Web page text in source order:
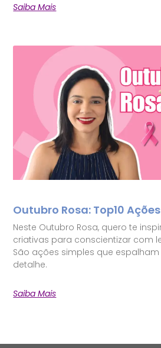
Saiba Mais
Outubro Rosa: Top10
Neste Outubro Rosa, quero te
criativas para conscientizar com
São ações simples que
detalhe.
Saiba Mais